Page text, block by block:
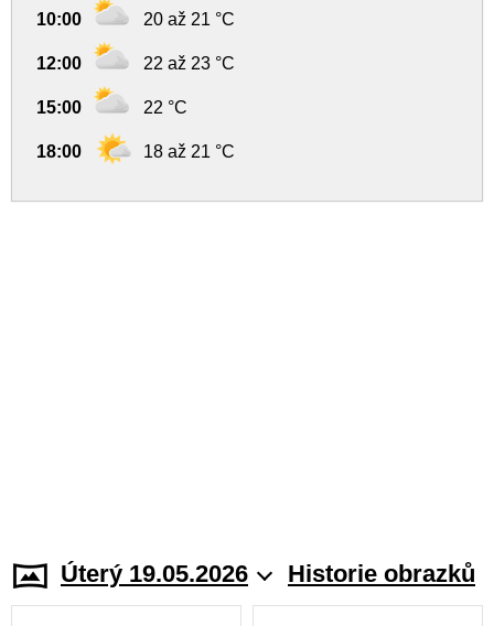
10:00 20 až 21 °C
12:00 22 až 23 °C
15:00 22 °C
18:00 18 až 21 °C
Úterý 19.05.2026 Historie obrazků